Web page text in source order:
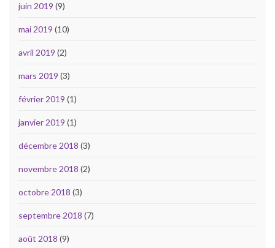
juin 2019 (9)
mai 2019 (10)
avril 2019 (2)
mars 2019 (3)
février 2019 (1)
janvier 2019 (1)
décembre 2018 (3)
novembre 2018 (2)
octobre 2018 (3)
septembre 2018 (7)
août 2018 (9)